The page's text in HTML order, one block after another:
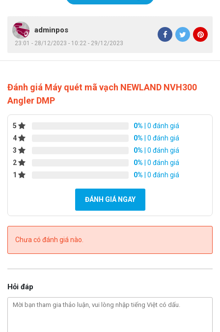
có trên 30 năm nghiên cứu và phát triển. Newland chuyên
cung cấp các sản phẩm trong khu vực và hơn 100 quốc gia
doanh và 5 trung tâm bán hàng trong nước, cùng mục tiêu
xác, nhanh chóng, tiện lợi và chuyên nghiệp. Newland là sự
lựa chọn hoàn hảo cho mọi khách hàng.
Lưu ý:
Nếu yêu thích sản phẩm của chúng tôi, vui lòng chọn
nút "Mua Ngay" bên cạnh hoặc gọi điện đến Hotline
0949.22.39.42
để được tư vấn MIỄN PHÍ.
adminpos
23:01 - 28/12/2023 - 10:22 - 29/12/2023
Đánh giá Máy quét mã vạch NEWLAND NVH300
Angler DMP
5 0% | 0 đánh giá
4
0% | 0 đánh giá
3
0% | 0 đánh giá
2
0% | 0 đánh giá
1
0% | 0 đánh giá
ĐÁNH GIÁ NGAY
Chưa có đánh giá nào.
Hỏi đáp